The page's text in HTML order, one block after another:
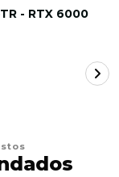
- RTX 6000